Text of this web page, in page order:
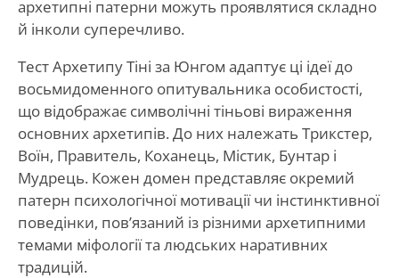
архетипні патерни можуть проявлятися складно
й інколи суперечливо.
Тест Архетипу Тіні за Юнгом адаптує ці ідеї до
восьмидоменного опитувальника особистості,
що відображає символічні тіньові вираження
основних архетипів. До них належать Трикстер,
Воїн, Правитель, Коханець, Містик, Бунтар і
Мудрець. Кожен домен представляє окремий
патерн психологічної мотивації чи інстинктивної
поведінки, пов’язаний із різними архетипними
темами міфології та людських наративних
традицій.